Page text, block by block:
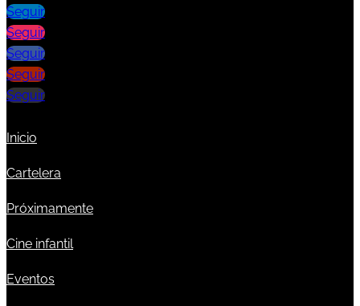
Seguir
Seguir
Seguir
Seguir
Seguir
Inicio
Cartelera
Próximamente
Cine infantil
Eventos